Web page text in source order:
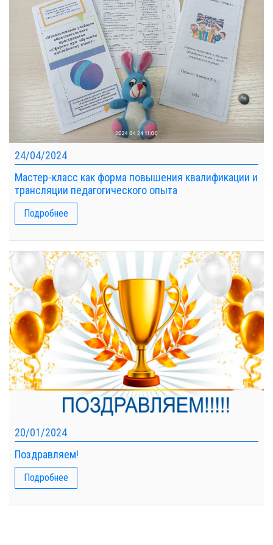
24/04/2024
Мастер-класс как форма повышения квалификации и
трансляции педагогического опыта
Подробнее
20/01/2024
Поздравляем!
Подробнее